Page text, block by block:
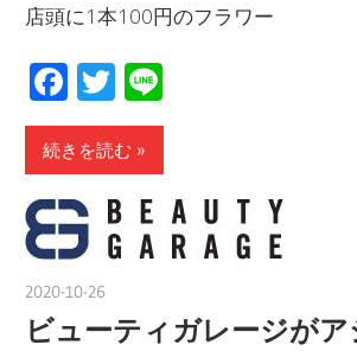
店頭に1本100円のフラワー
Facebook
Twitter
続きを読む
2020-10-26
ビューティガレージがア